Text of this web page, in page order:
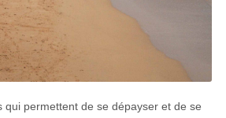
qui permettent de se dépayser et de se